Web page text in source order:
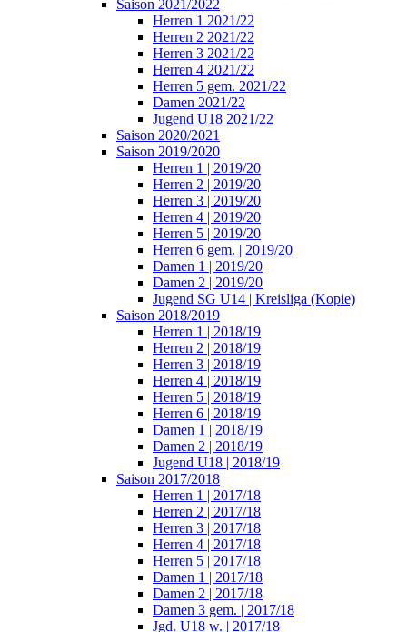
Saison 2021/2022
Herren 1 2021/22
Herren 2 2021/22
Herren 3 2021/22
Herren 4 2021/22
Herren 5 gem. 2021/22
Damen 2021/22
Jugend U18 2021/22
Saison 2020/2021
Saison 2019/2020
Herren 1 | 2019/20
Herren 2 | 2019/20
Herren 3 | 2019/20
Herren 4 | 2019/20
Herren 5 | 2019/20
Herren 6 gem. | 2019/20
Damen 1 | 2019/20
Damen 2 | 2019/20
Jugend SG U14 | Kreisliga (Kopie)
Saison 2018/2019
Herren 1 | 2018/19
Herren 2 | 2018/19
Herren 3 | 2018/19
Herren 4 | 2018/19
Herren 5 | 2018/19
Herren 6 | 2018/19
Damen 1 | 2018/19
Damen 2 | 2018/19
Jugend U18 | 2018/19
Saison 2017/2018
Herren 1 | 2017/18
Herren 2 | 2017/18
Herren 3 | 2017/18
Herren 4 | 2017/18
Herren 5 | 2017/18
Damen 1 | 2017/18
Damen 2 | 2017/18
Damen 3 gem. | 2017/18
Jgd. U18 w. | 2017/18